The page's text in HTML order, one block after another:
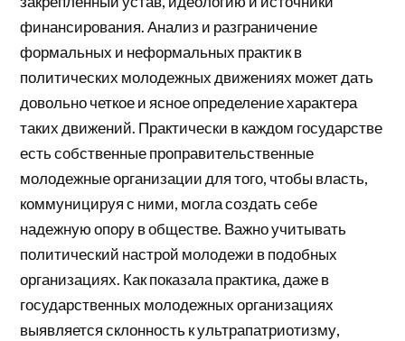
финансирования. Анализ и разграничение
формальных и неформальных практик в
политических молодежных движениях может дать
довольно четкое и ясное определение характера
таких движений. Практически в каждом государстве
есть собственные проправительственные
молодежные организации для того, чтобы власть,
коммуницируя с ними, могла создать себе
надежную опору в обществе. Важно учитывать
политический настрой молодежи в подобных
организациях. Как показала практика, даже в
государственных молодежных организациях
выявляется склонность к ультрапатриотизму,